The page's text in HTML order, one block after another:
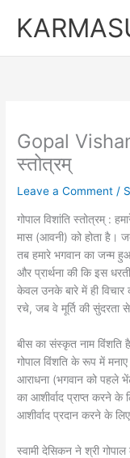
Gopal
स्तोत्रम्
Leave a Comment /
गोपाल विशांति स्तोत्रम् :
मास (आवनी) को होता है।
तब हमारे भगवान का जन्म
और प्रार्थना की कि इस
केवल उनके बारे में ही विचार
रचे, जब वे मूर्ति की सुंदरता
बीस का संस्कृत नाम विंशति
गोपाल विंशति के रूप में
आराधना (भगवान को पहले
का आशीर्वाद प्राप्त करने
आशीर्वाद प्रदान करने के
स्वामी देसिकन ने श्री